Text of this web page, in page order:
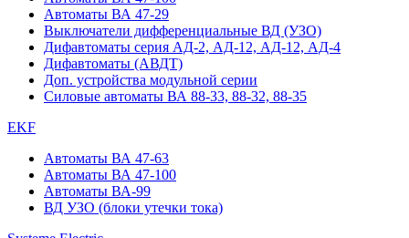
Автоматы ВА 47-29
Выключатели дифференциальные ВД (УЗО)
Дифавтоматы серия АД-2, АД-12, АД-12, АД-4
Дифавтоматы (АВДТ)
Доп. устройства модульной серии
Силовые автоматы ВА 88-33, 88-32, 88-35
EKF
Автоматы ВА 47-63
Автоматы ВА 47-100
Автоматы ВА-99
ВД УЗО (блоки утечки тока)